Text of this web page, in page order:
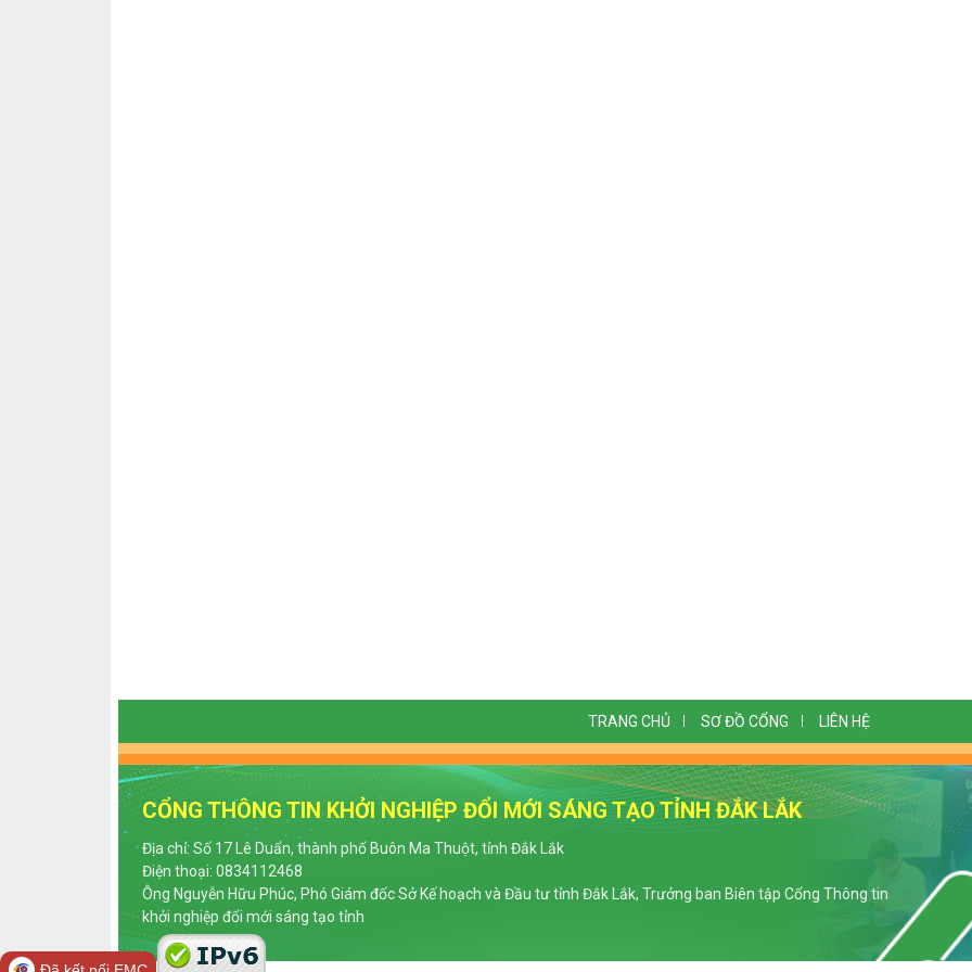
TRANG CHỦ SƠ ĐỒ CỔNG LIÊN HỆ
CỔNG THÔNG TIN KHỞI NGHIỆP ĐỔI MỚI SÁNG TẠO TỈNH ĐẮK LẮK
Địa chỉ: Số 17 Lê Duẩn, thành phố Buôn Ma Thuột, tỉnh Đắk Lắk
Điện thoại: 0834112468
Ông Nguyễn Hữu Phúc, Phó Giám đốc Sở Kế hoạch và Đầu tư tỉnh Đắk Lắk, Trưởng ban Biên tập Cổng Thông tin
khởi nghiệp đổi mới sáng tạo tỉnh